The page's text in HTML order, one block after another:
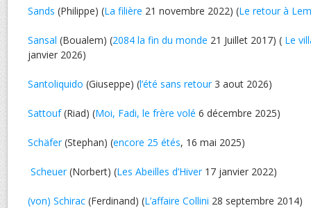
Sands (Philippe) (La filière 21 novembre 2022) (Le retour à
Sansal (Boualem) (2084 la fin du monde 21 Juillet 2017) ( Le
janvier 2026)
Santoliquido (Giuseppe) (l’été sans retour3 aout 2026)
Sattouf(Riad) (Moi, Fadi, le frère volé 6 décembre 2025)
Schäfer(Stephan) (encore 25 étés, 16 mai 2025)
Scheuer(Norbert) (Les Abeilles d’Hiver17 janvier 2022)
(von) Schirac (Ferdinand) (L’affaire Collini 28 septembre 2014)